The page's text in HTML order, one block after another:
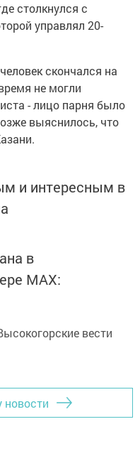
столкнулся с
управлял 20-
скончался на
не могли
- лицо парня было
выяснилось, что
и интересным в
в
MАХ:
вести
новости